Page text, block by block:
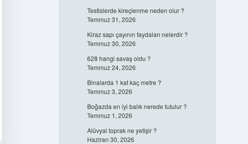
Testislerde kireçlenme neden olur ?
Temmuz 31, 2026
Kiraz sapı çayının faydaları nelerdir ?
Temmuz 30, 2026
628 hangi savaş oldu ?
Temmuz 24, 2026
Binalarda 1 kat kaç metre ?
Temmuz 3, 2026
Boğazda en iyi balık nerede tutulur ?
Temmuz 1, 2026
Alüvyal toprak ne yetişir ?
Haziran 30, 2026